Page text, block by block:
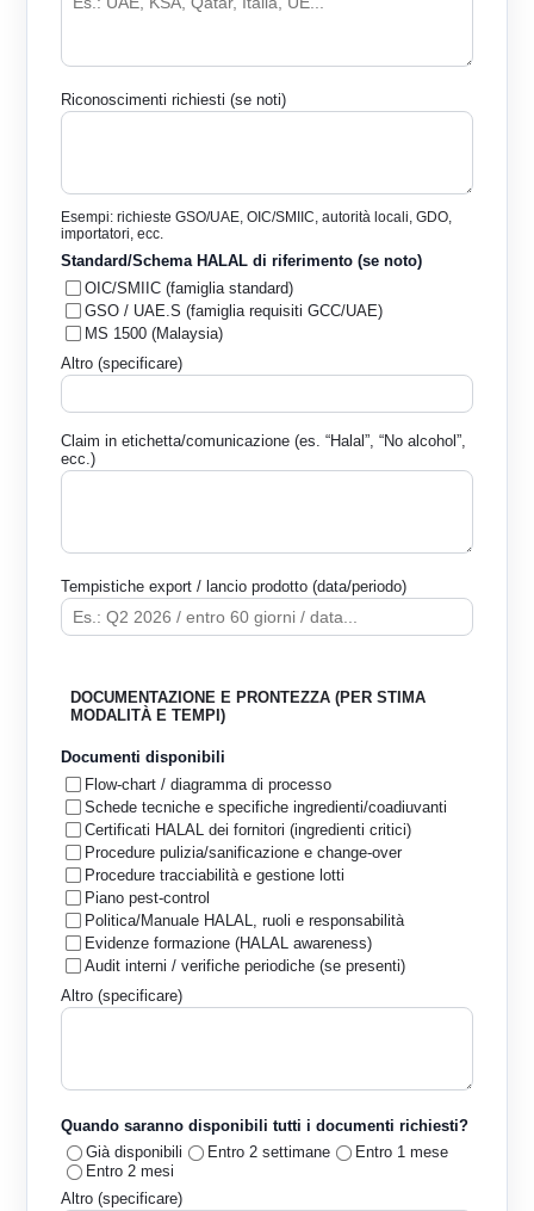
Riconoscimenti richiesti (se noti)
Esempi: richieste GSO/UAE, OIC/SMIIC, autorità locali, GDO,
importatori, ecc.
Standard/Schema HALAL di riferimento (se noto)
OIC/SMIIC (famiglia standard)
GSO / UAE.S (famiglia requisiti GCC/UAE)
MS 1500 (Malaysia)
Altro (specificare)
Claim in etichetta/comunicazione (es. “Halal”, “No alcohol”,
ecc.)
Tempistiche export / lancio prodotto (data/periodo)
DOCUMENTAZIONE E PRONTEZZA (PER STIMA
MODALITÀ E TEMPI)
Documenti disponibili
Flow-chart / diagramma di processo
Schede tecniche e specifiche ingredienti/coadiuvanti
Certificati HALAL dei fornitori (ingredienti critici)
Procedure pulizia/sanificazione e change-over
Procedure tracciabilità e gestione lotti
Piano pest-control
Politica/Manuale HALAL, ruoli e responsabilità
Evidenze formazione (HALAL awareness)
Audit interni / verifiche periodiche (se presenti)
Altro (specificare)
Quando saranno disponibili tutti i documenti richiesti?
Già disponibili
Entro 2 settimane
Entro 1 mese
Entro 2 mesi
Altro (specificare)